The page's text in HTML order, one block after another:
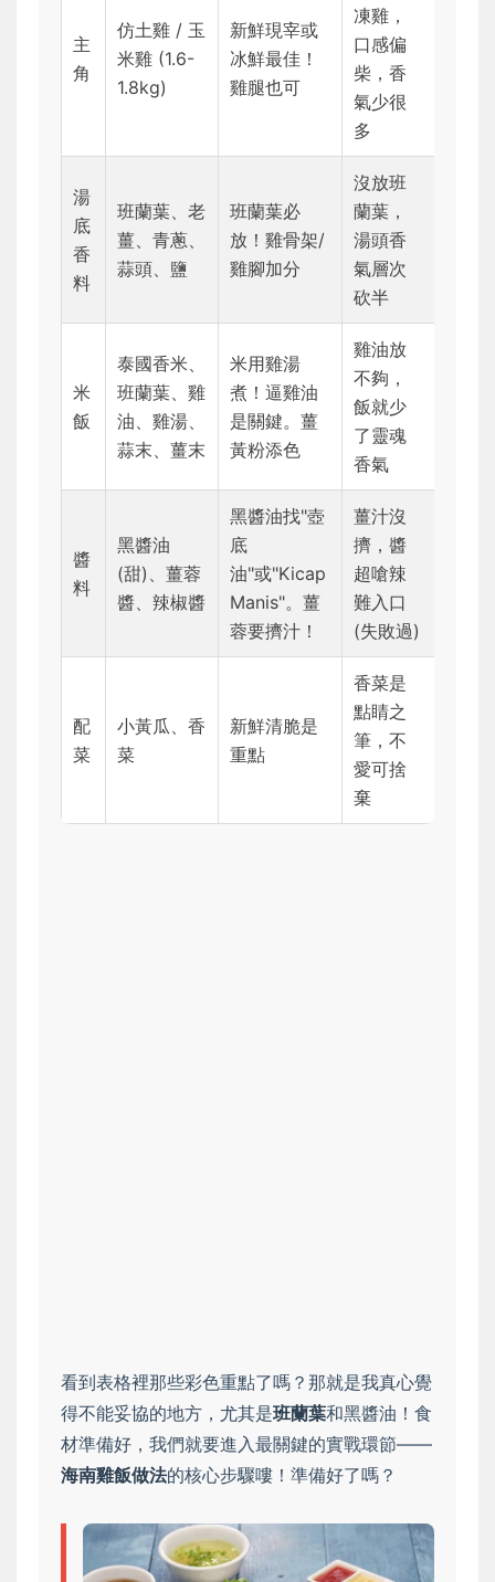
主
角
仿土雞 / 玉
米雞 (1.6-
1.8kg)
新鮮現宰或
冰鮮最佳！
雞腿也可
凍雞，
口感偏
柴，香
氣少很
多
湯
底
香
料
班蘭葉、老
薑、青蔥、
蒜頭、鹽
班蘭葉必
放！雞骨架/
雞腳加分
沒放班
蘭葉，
湯頭香
氣層次
砍半
米
飯
泰國香米、
班蘭葉、雞
油、雞湯、
蒜末、薑末
米用雞湯
煮！逼雞油
是關鍵。薑
黃粉添色
雞油放
不夠，
飯就少
了靈魂
香氣
醬
料
黑醬油
(甜)、薑蓉
醬、辣椒醬
黑醬油找"壺
底
油"或"Kicap
Manis"。薑
蓉要擠汁！
薑汁沒
擠，醬
超嗆辣
難入口
(失敗過)
配
菜
小黃瓜、香
菜
新鮮清脆是
重點
香菜是
點睛之
筆，不
愛可捨
棄
看到表格裡那些彩色重點了嗎？那就是我真心覺
得不能妥協的地方，尤其是班蘭葉和黑醬油！食
材準備好，我們就要進入最關鍵的實戰環節——
海南雞飯做法的核心步驟嘍！準備好了嗎？